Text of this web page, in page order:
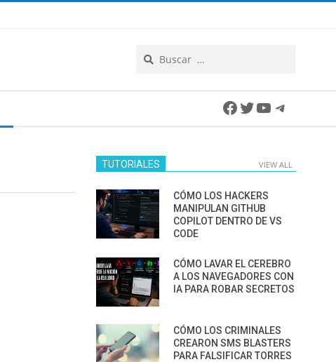
Facebook
Twitter
YouTube
TUTORIALES VIEW ALL
CÓMO LOS HACKERS
MANIPULAN GITHUB
COPILOT DENTRO DE VS
CODE
CÓMO LAVAR EL CEREBRO
A LOS NAVEGADORES CON
IA PARA ROBAR SECRETOS
CÓMO LOS CRIMINALES
CREARON SMS BLASTERS
PARA FALSIFICAR TORRES